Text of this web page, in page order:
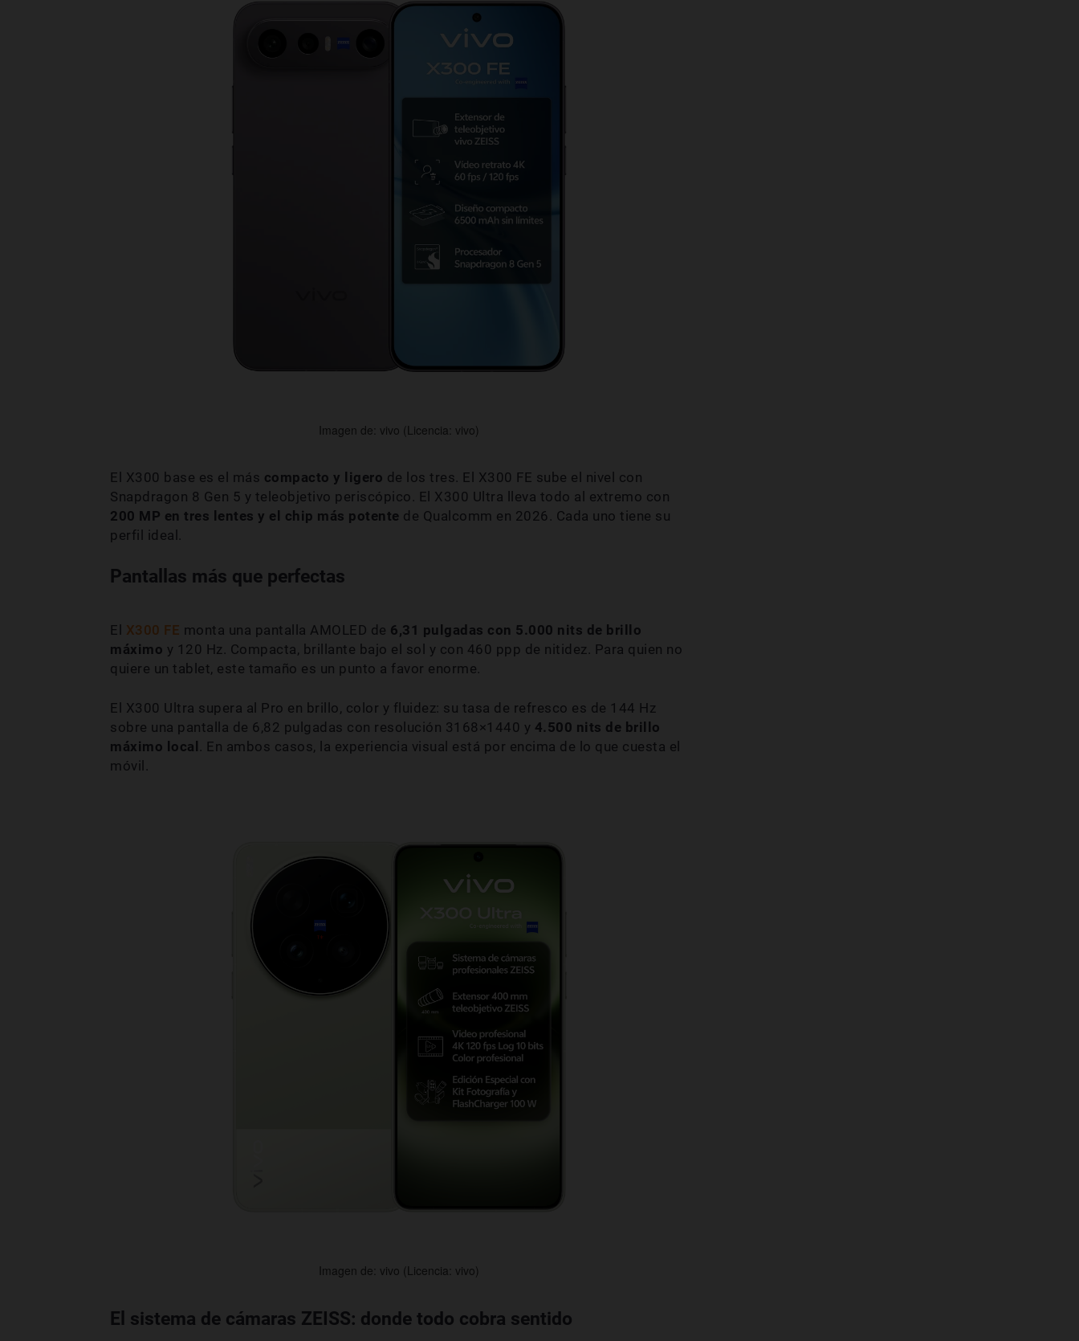
Imagen de: vivo (Licencia: vivo)
El X300 base es el más compacto y ligero de los tres. El X300 FE sube el nivel con
Snapdragon 8 Gen 5 y teleobjetivo periscópico. El X300 Ultra lleva todo al extremo con
200 MP en tres lentes y el chip más potente de Qualcomm en 2026. Cada uno tiene su
perfil ideal.
Pantallas más que perfectas
El X300 FE monta una pantalla AMOLED de 6,31 pulgadas con 5.000 nits de brillo
máximo y 120 Hz. Compacta, brillante bajo el sol y con 460 ppp de nitidez. Para quien no
quiere un tablet, este tamaño es un punto a favor enorme.
El X300 Ultra supera al Pro en brillo, color y fluidez: su tasa de refresco es de 144 Hz
sobre una pantalla de 6,82 pulgadas con resolución 3168×1440 y 4.500 nits de brillo
máximo local . En ambos casos, la experiencia visual está por encima de lo que cuesta el
móvil.
Imagen de: vivo (Licencia: vivo)
El sistema de cámaras ZEISS: donde todo cobra sentido